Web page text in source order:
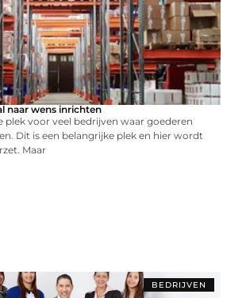
naar wens inrichten
plek voor veel bedrijven waar goederen
Dit is een belangrijke plek en hier wordt
Maar
BEDRIJVEN